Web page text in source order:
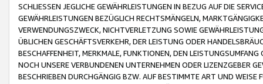
SCHLIESSEN JEGLICHE GEWÄHRLEISTUNGEN IN BEZUG AUF DIE
GEWÄHRLEISTUNGEN BEZÜGLICH RECHTSMÄNGELN,
VERWENDUNGSZWECK, NICHTVERLETZUNG SOWIE
ÜBLICHEN GESCHÄFTSVERKEHR, DER LEISTUNG ODER
BESCHAFFENHEIT, MERKMALE, FUNKTIONEN, DEN
NOCH UNSERE VERBUNDENEN UNTERNEHMEN ODER LIZENZGEBER
BESCHRIEBEN DURCHGÄNGIG BZW. AUF BESTIMMTE ART UND